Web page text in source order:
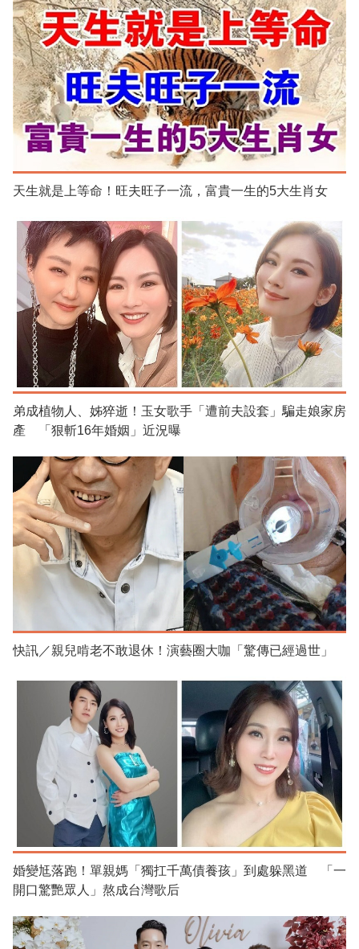
天生就是上等命！旺夫旺子一流，富貴一生的5大生肖女
弟成植物人、姊猝逝！玉女歌手「遭前夫設套」騙走娘家房
產 「狠斬16年婚姻」近況曝
快訊／親兒啃老不敢退休！演藝圈大咖「驚傳已經過世」
婚變尪落跑！單親媽「獨扛千萬債養孩」到處躲黑道 「一
開口驚艷眾人」熬成台灣歌后